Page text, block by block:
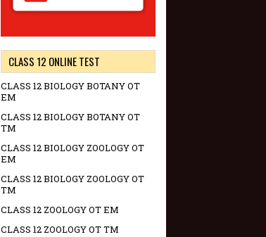
CLASS 12 ONLINE TEST
CLASS 12 BIOLOGY BOTANY OT
EM
CLASS 12 BIOLOGY BOTANY OT
TM
CLASS 12 BIOLOGY ZOOLOGY OT
EM
CLASS 12 BIOLOGY ZOOLOGY OT
TM
CLASS 12 ZOOLOGY OT EM
CLASS 12 ZOOLOGY OT TM